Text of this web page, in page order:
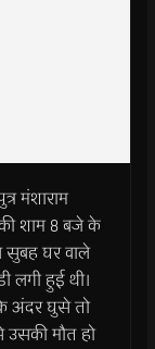
मंशाराम
की शाम 8 बजे के
सुबह घर वाले
लगी हुई थी।
अंदर घुसे तो
मौत हो